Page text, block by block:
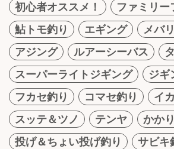
初心者オススメ！
ファミリー
鮎トモ釣り
エギング
メバ
アジング
ルアーシーバス
スーパーライトジギング
ジギ
フカセ釣り
コマセ釣り
イ
スッテ＆ツノ
テンヤ
かか
投げ＆ちょい投げ釣り
サビキ